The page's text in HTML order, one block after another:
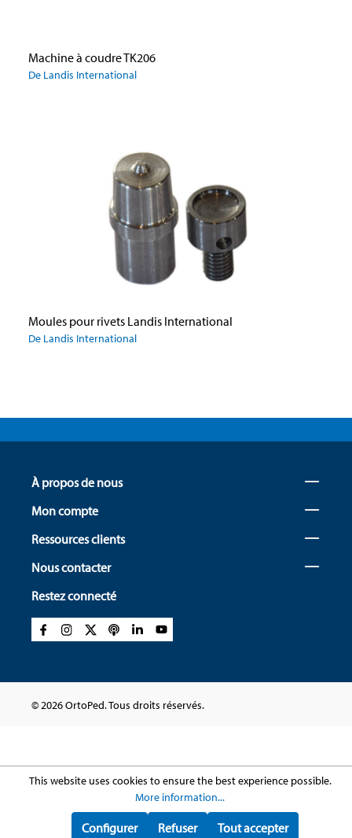
Machine à coudre TK206
De Landis International
Moules pour rivets Landis International
De Landis International
À propos de nous
Mon compte
Ressources clients
Nous contacter
Restez connecté
© 2026 OrtoPed. Tous droits réservés.
This website uses cookies to ensure the best experience possible.
More information...
Refuser
Configurer Tout accepter